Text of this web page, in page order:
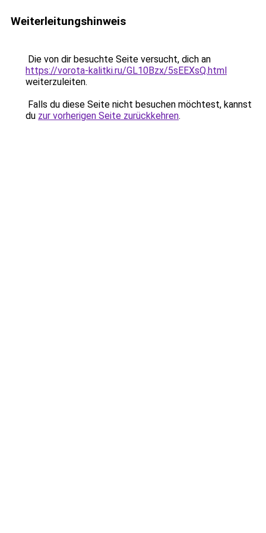
Weiterleitungshinweis
Die von dir besuchte Seite versucht, dich an
https://vorota-kalitki.ru/GL10Bzx/5sEEXsQ.html
weiterzuleiten.
Falls du diese Seite nicht besuchen möchtest, kannst
du zur vorherigen Seite zurückkehren.